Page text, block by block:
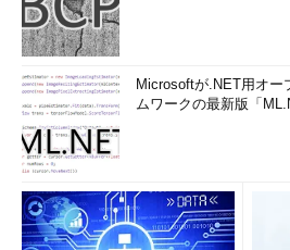
Microsoftが.NET用オー
ムワークの最新版「